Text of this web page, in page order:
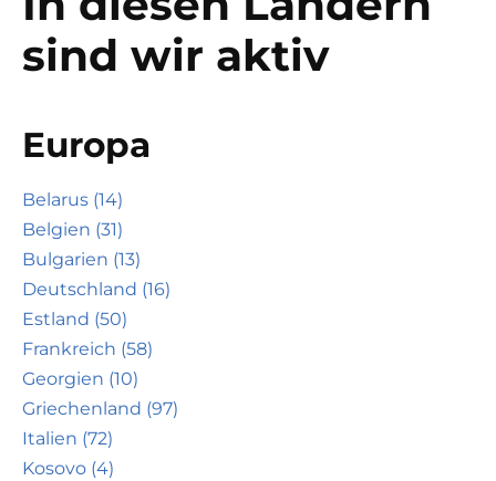
sind wir aktiv
Europa
Belarus (14)
Belgien (31)
Bulgarien (13)
Deutschland (16)
Estland (50)
Frankreich (58)
Georgien (10)
Griechenland (97)
Italien (72)
Kosovo (4)